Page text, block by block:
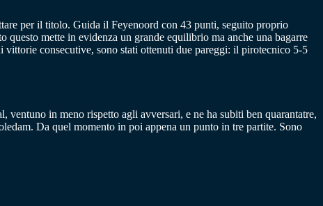
per il titolo. Guida il Feyenoord con 43 punti, seguito proprio
mette in evidenza un grande equilibrio ma anche una bagarre
vittorie consecutive, sono stati ottenuti due pareggi: il pirotecnico 5-5
in meno rispetto agli avversari, e ne ha subiti ben quarantatre,
Da quel momento in poi appena un punto in tre partite. Sono